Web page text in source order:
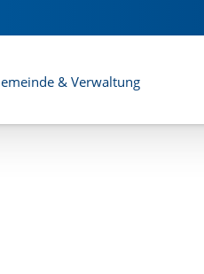
& Verwaltung